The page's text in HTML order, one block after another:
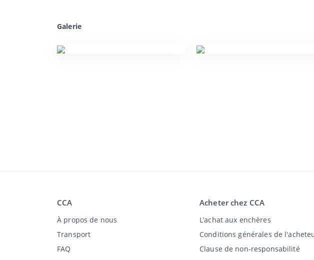
Galerie
CCA
À propos de nous
Transport
FAQ
Acheter chez CCA
L’achat aux enchères
Conditions générales de
Clause de non-responsabilité